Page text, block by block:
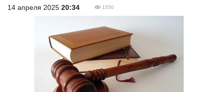
14 апреля 2025 20:34 1550